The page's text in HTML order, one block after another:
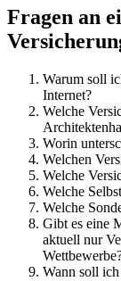
Fragen an
Warum soll
Internet?
Welche
Worin
Welchen
Welche
Welche
Welche
Gibt es eine
aktuell nur
Wann soll